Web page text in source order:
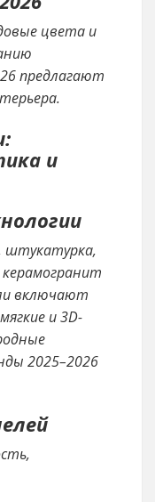
цвета и
предлагают
и
штукатурка,
включают
и 3D-
2025–2026